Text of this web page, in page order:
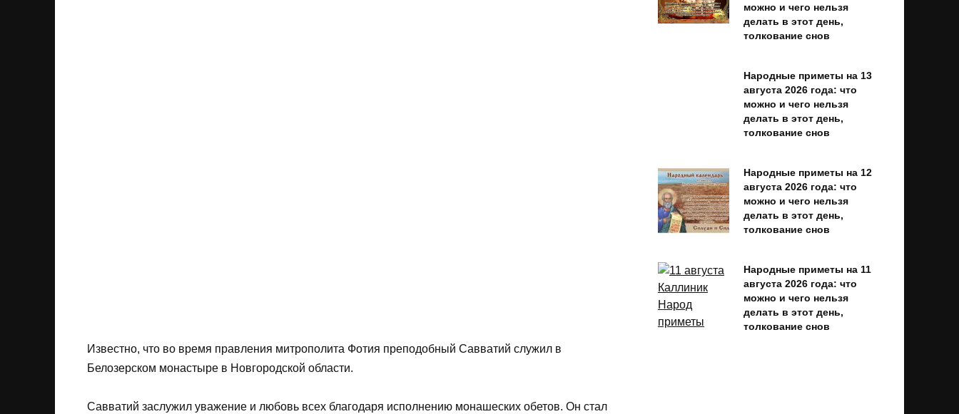
Известно, что во время правления митрополита Фотия преподобный Савватий служил в
Белозерском монастыре в Новгородской области.
Савватий заслужил уважение и любовь всех благодаря исполнению монашеских обетов. Он стал
можно и чего нельзя
делать в этот день,
толкование снов
Народные приметы на 13
августа 2026 года: что
можно и чего нельзя
делать в этот день,
толкование снов
Народные приметы на 12
августа 2026 года: что
можно и чего нельзя
делать в этот день,
толкование снов
Народные приметы на 11
августа 2026 года: что
можно и чего нельзя
делать в этот день,
толкование снов